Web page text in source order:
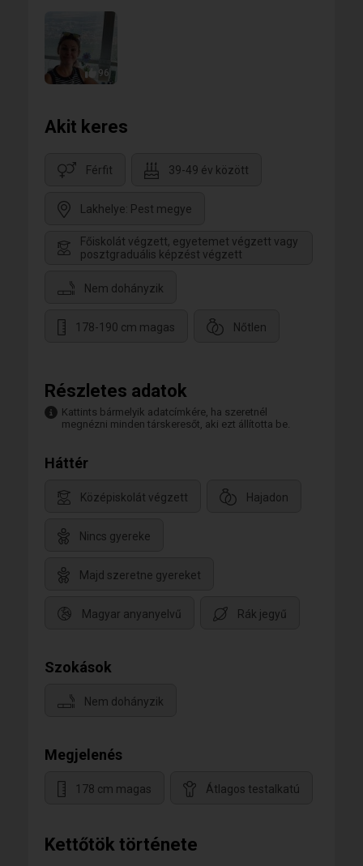
Kettőtök története
96
Akit keres
Férfit 39-49 év között
Lakhelye: Pest megye
Főiskolát végzett, egyetemet végzett vagy
posztgraduális képzést végzett
Nem dohányzik
178-190 cm magas Nőtlen
Részletes adatok
Kattints bármelyik adatcímkére, ha szeretnél
megnézni minden társkeresőt, aki ezt állította be.
Háttér
Középiskolát végzett Hajadon
Nincs gyereke
Majd szeretne gyereket
Magyar anyanyelvű Rák jegyű
Szokások
Nem dohányzik
Megjelenés
178 cm magas Átlagos testalkatú